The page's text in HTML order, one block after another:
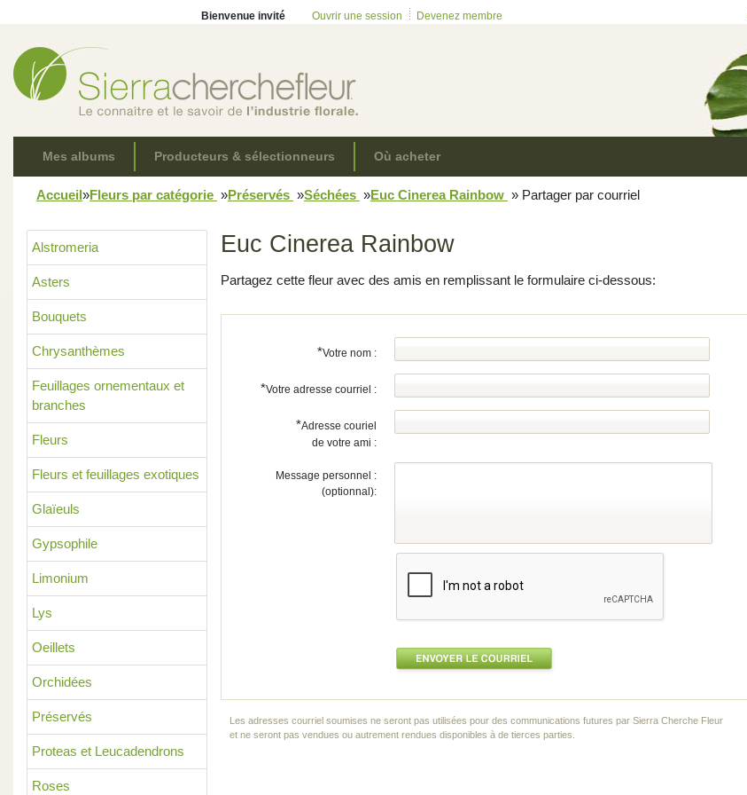
Bienvenue invité Ouvrir une session Devenez membre
Mes albums Producteurs & sélectionneurs Où acheter
Accueil»Fleurs par catégorie »Préservés »Séchées »Euc Cinerea Rainbow » Partager par courriel
Alstromeria
Asters
Bouquets
Chrysanthèmes
Feuillages ornementaux et
branches
Fleurs
Fleurs et feuillages exotiques
Glaïeuls
Gypsophile
Limonium
Lys
Oeillets
Orchidées
Préservés
Proteas et Leucadendrons
Roses
Euc Cinerea Rainbow
Partagez cette fleur avec des amis en remplissant le formulaire ci-dessous:
*Votre nom :
*Votre adresse courriel :
*Adresse couriel
de votre ami :
Message personnel :
(optionnal):
Les adresses courriel soumises ne seront pas utilisées pour des communications futures par Sierra Cherche Fleur
et ne seront pas vendues ou autrement rendues disponibles à de tierces parties.